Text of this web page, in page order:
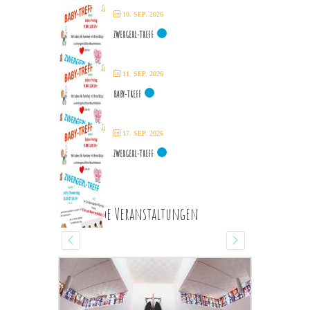
10. SEP. 2026
ZWERGERL-TREFF
11. SEP. 2026
BABY-TREFF
17. SEP. 2026
ZWERGERL-TREFF
Kommende Veranstaltungen